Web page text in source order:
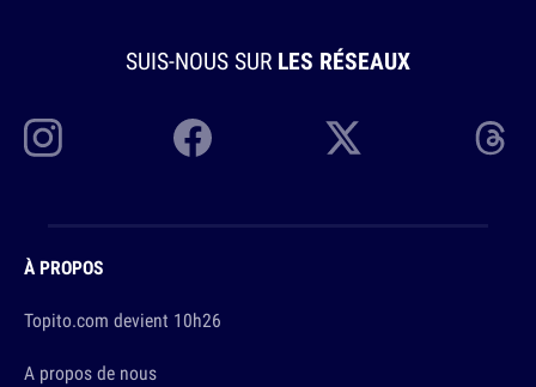
SUIS-NOUS SUR LES RÉSEAUX
À PROPOS
Topito.com devient 10h26
A propos de nous